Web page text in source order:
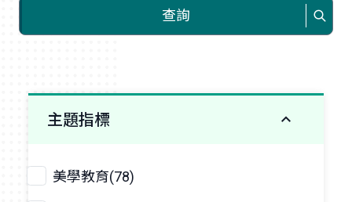
查詢
主題指標
美學教育(78)